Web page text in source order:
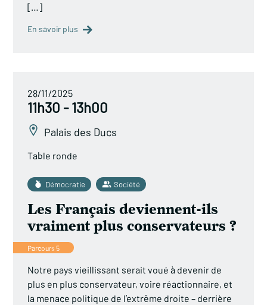
[…]
En savoir plus
28/11/2025
11h30 - 13h00
Palais des Ducs
Table ronde
Démocratie Société
Les Français deviennent-ils
vraiment plus conservateurs ?
Parcours 5
Notre pays vieillissant serait voué à devenir de
plus en plus conservateur, voire réactionnaire, et
la menace politique de l’extrême droite – derrière